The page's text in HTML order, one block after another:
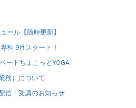
ール【随時更新】
科 9月スタート！
ートちょこっとYOGA
務）について
信・受講のお知らせ